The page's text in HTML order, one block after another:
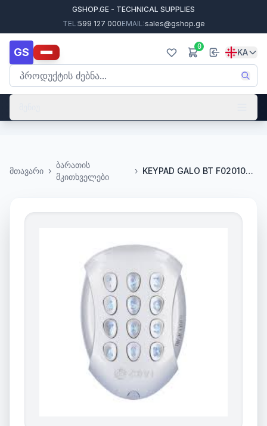
GSHOP.GE - TECHNICAL SUPPLIES
TEL:599 127 000EMAIL:sales@gshop.ge
GS 0
KA
მთავარი ›
ბარათის
მკითხველები
› KEYPAD GALO BT F0201000047-1